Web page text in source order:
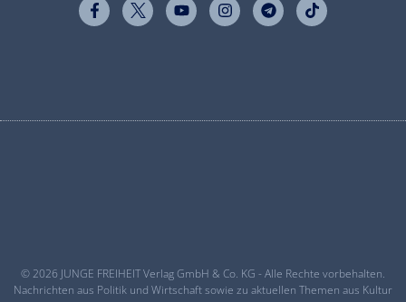
© 2026 JUNGE FREIHEIT Verlag GmbH & Co. KG - Alle Rechte vorbehalten.
Nachrichten aus Politik und Wirtschaft sowie zu aktuellen Themen aus Kultur